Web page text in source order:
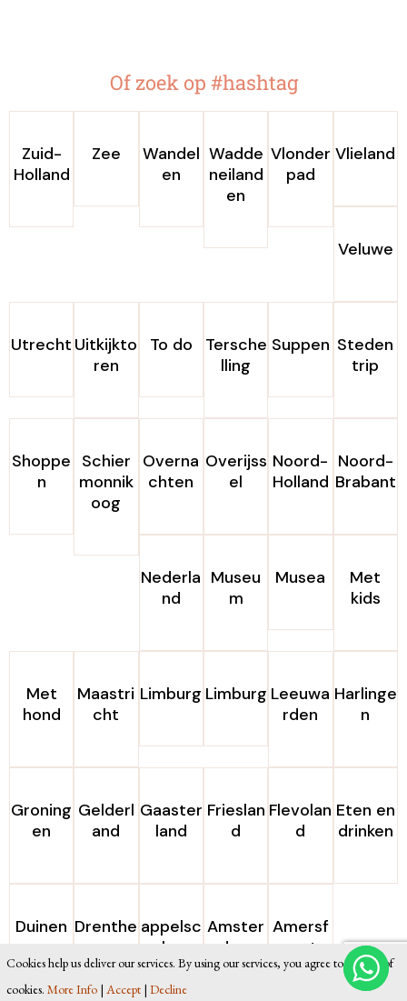
Of zoek op #hashtag
Zuid-
Holland
Zee
Wandel
en
Wadde
neiland
en
Vlonder
pad
Vlieland
Veluwe
Utrecht Uitkijkto
ren
To do
Tersche
lling
Suppen Steden
trip
Shoppe
n
Schier
monnik
oog
Overna
chten
Overijss
el
Noord-
Holland
Noord-
Brabant
Nederla
nd
Museu
m
Musea
Met
kids
Met
hond
Maastri
cht
Limburg Limburg Leeuwa
rden
Harlinge
n
Groning
en
Gelderl
and
Gaaster
land
Frieslan
d
Flevolan
d
Eten en
drinken
Duinen Drenthe appelsc
ha
Amster
dam
Amersf
oort
Cookies help us deliver our services. By using our services, you agree to our use of
cookies. More Info | Accept | Decline